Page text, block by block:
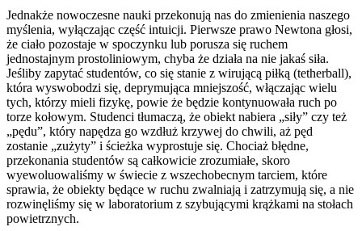
Jednakże nowoczesne nauki przekonują nas do zmienienia naszego
myślenia, wyłączając część intuicji. Pierwsze prawo Newtona głosi,
że ciało pozostaje w spoczynku lub porusza się ruchem
jednostajnym prostoliniowym, chyba że działa na nie jakaś siła.
Jeśliby zapytać studentów, co się stanie z wirującą piłką (tetherball),
która wyswobodzi się, deprymująca mniejszość, włączając wielu
tych, którzy mieli fizykę, powie że będzie kontynuowała ruch po
torze kołowym. Studenci tłumaczą, że obiekt nabiera „siły” czy też
„pędu”, który napędza go wzdłuż krzywej do chwili, aż pęd
zostanie „zużyty” i ścieżka wyprostuje się. Chociaż błędne,
przekonania studentów są całkowicie zrozumiałe, skoro
wyewoluowaliśmy w świecie z wszechobecnym tarciem, które
sprawia, że obiekty będące w ruchu zwalniają i zatrzymują się, a nie
rozwinęliśmy się w laboratorium z szybującymi krążkami na stołach
powietrznych.